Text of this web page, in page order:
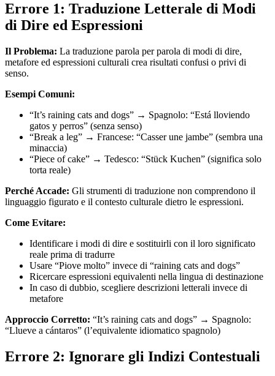
Errore 1: Traduzione Letterale di Modi
di Dire ed Espressioni
Il Problema: La traduzione parola per parola di modi di dire,
metafore ed espressioni culturali crea risultati confusi o privi di
senso.
Esempi Comuni:
“It’s raining cats and dogs” → Spagnolo: “Está lloviendo
gatos y perros” (senza senso)
“Break a leg” → Francese: “Casser une jambe” (sembra una
minaccia)
“Piece of cake” → Tedesco: “Stück Kuchen” (significa solo
torta reale)
Perché Accade: Gli strumenti di traduzione non comprendono il
linguaggio figurato e il contesto culturale dietro le espressioni.
Come Evitare:
Identificare i modi di dire e sostituirli con il loro significato
reale prima di tradurre
Usare “Piove molto” invece di “raining cats and dogs”
Ricercare espressioni equivalenti nella lingua di destinazione
In caso di dubbio, scegliere descrizioni letterali invece di
metafore
Approccio Corretto: “It’s raining cats and dogs” → Spagnolo:
“Llueve a cántaros” (l’equivalente idiomatico spagnolo)
Errore 2: Ignorare gli Indizi Contestuali